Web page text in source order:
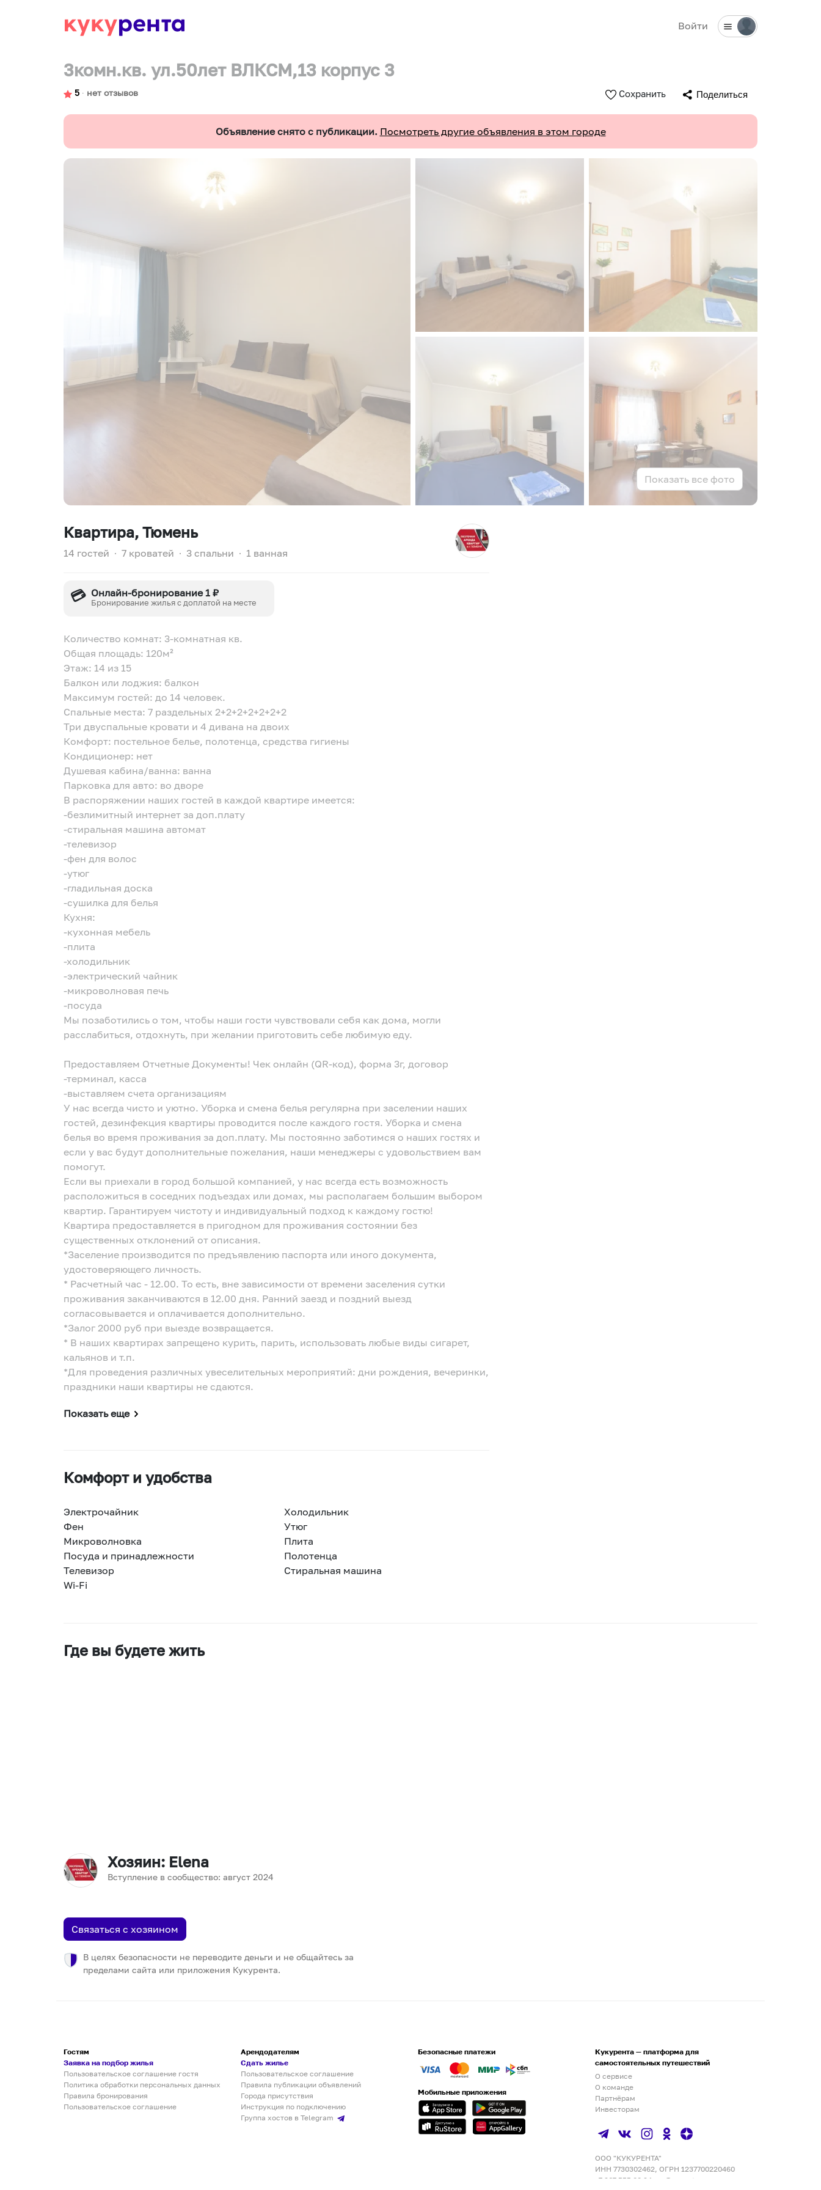
Войти
3комн.кв. ул.50лет ВЛКСМ,13 корпус 3
5 ∙ нет отзывов Сохранить Поделиться
Объявление снято с публикации. Посмотреть другие объявления в этом городе
Показать все фото
Квартира, Тюмень
14 гостей ∙ 7 кроватей ∙ 3 спальни ∙ 1 ванная
💳 Онлайн-бронирование 1 ₽
Бронирование жилья с доплатой на месте
Количество комнат: 3-комнатная кв.
Общая площадь: 120м²
Этаж: 14 из 15
Балкон или лоджия: балкон
Максимум гостей: до 14 человек.
Спальные места: 7 раздельных 2+2+2+2+2+2+2
Три двуспальные кровати и 4 дивана на двоих
Комфорт: постельное белье, полотенца, средства гигиены
Кондиционер: нет
Душевая кабина/ванна: ванна
Парковка для авто: во дворе
В распоряжении наших гостей в каждой квартире имеется:
-безлимитный интернет за доп.плату
-стиральная машина автомат
-телевизор
-фен для волос
-утюг
-гладильная доска
-сушилка для белья
Кухня:
-кухонная мебель
-плита
-холодильник
-электрический чайник
-микроволновая печь
-посуда
Мы позаботились о том, чтобы наши гости чувствовали себя как дома, могли
расслабиться, отдохнуть, при желании приготовить себе любимую еду.
Предоставляем Отчетные Документы! Чек онлайн (QR-код), форма 3г, договор
-терминал, касса
-выставляем счета организациям
У нас всегда чисто и уютно. Уборка и смена белья регулярна при заселении наших
гостей, дезинфекция квартиры проводится после каждого гостя. Уборка и смена
белья во время проживания за доп.плату. Мы постоянно заботимся о наших гостях и
если у вас будут дополнительные пожелания, наши менеджеры с удовольствием вам
помогут.
Если вы приехали в город большой компанией, у нас всегда есть возможность
расположиться в соседних подъездах или домах, мы располагаем большим выбором
квартир. Гарантируем чистоту и индивидуальный подход к каждому гостю!
Квартира предоставляется в пригодном для проживания состоянии без
существенных отклонений от описания.
*Заселение производится по предъявлению паспорта или иного документа,
удостоверяющего личность.
* Расчетный час - 12.00. То есть, вне зависимости от времени заселения сутки
проживания заканчиваются в 12.00 дня. Ранний заезд и поздний выезд
согласовывается и оплачивается дополнительно.
*Залог 2000 руб при выезде возвращается.
* В наших квартирах запрещено курить, парить, использовать любые виды сигарет,
кальянов и т.п.
*Для проведения различных увеселительных мероприятий: дни рождения, вечеринки,
праздники наши квартиры не сдаются.
Показать еще
Комфорт и удобства
Электрочайник
Холодильник
Фен
Утюг
Микроволновка
Плита
Посуда и принадлежности
Полотенца
Телевизор
Стиральная машина
Wi-Fi
Где вы будете жить
Хозяин: Elena
Вступление в сообщество: август 2024
Связаться с хозяином
В целях безопасности не переводите деньги и не общайтесь за
пределами сайта или приложения Кукурента.
Гостям
Заявка на подбор жилья
Пользовательское соглашение гостя
Политика обработки персональных данных
Правила бронирования
Пользовательское соглашение
Арендодателям
Сдать жилье
Пользовательское соглашение
Правила публикации объявлений
Города присутствия
Инструкция по подключению
Группа хостов в Telegram
Безопасные платежи
Мобильные приложения
Кукурента — платформа для
самостоятельных путешествий
О сервисе
О команде
Партнёрам
Инвесторам
ООО "КУКУРЕНТА"
ИНН 7730302462, ОГРН 1237700220460
+7 967 555 00 24
qq@qqrenta.ru